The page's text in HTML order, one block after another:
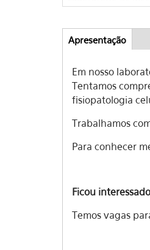
Abas
Apresentação
ativa)
Em nosso
Tentamos
fisiopatologia
Trabalhamos
Para conhecer
Ficou
Temos vagas